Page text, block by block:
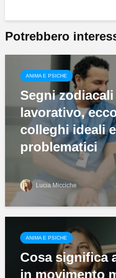
Potrebbero
ANIMA E PSICHE
Segni
lavorativo,
colleghi ideali
problematici
Lucia Micciche
ANIMA E PSICHE
Cosa significa
in movimento